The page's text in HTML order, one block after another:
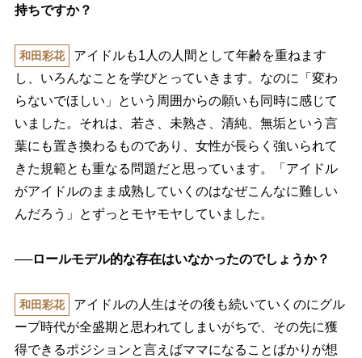
持ちですか？
和田彩花
アイドルも1人の人間として年齢を重ねます
し、いろんなことを学びとっていきます。なのに「変わ
らないでほしい」という周囲からの願いも同時に感じて
いました。それは、若さ、未熟さ、清純、無垢という言
葉にも置き換わるものであり、女性が長らく強いられて
きた規範とも重なる問題だと思っています。「アイドル
がアイドルのまま成熟していくのはなぜこんなに難しい
んだろう」とずっとモヤモヤしていました。
──ロールモデル的な存在はいなかったのでしょうか？
和田彩花
アイドルの人生はその後も続いていくのにグル
ープ時代が全盛期と思われてしまいがちで、その先に獲
得できるポジションと言えばママになることばかりが想